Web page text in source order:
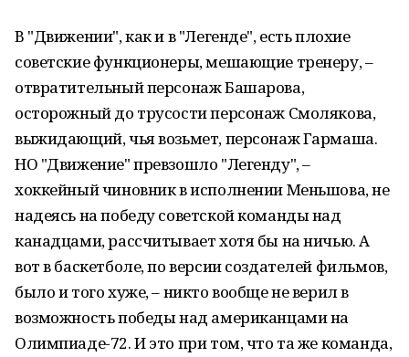
В "Движении", как и в "Легенде", есть плохие
советские функционеры, мешающие тренеру, –
отвратительный персонаж Башарова,
осторожный до трусости персонаж Смолякова,
выжидающий, чья возьмет, персонаж Гармаша.
НО "Движение" превзошло "Легенду", –
хоккейный чиновник в исполнении Меньшова, не
надеясь на победу советской команды над
канадцами, рассчитывает хотя бы на ничью. А
вот в баскетболе, по версии создателей фильмов,
было и того хуже, – никто вообще не верил в
возможность победы над американцами на
Олимпиаде-72. И это при том, что та же команда,